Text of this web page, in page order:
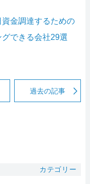
資金調達するための
できる会社29選
過去の記事
カテゴリー